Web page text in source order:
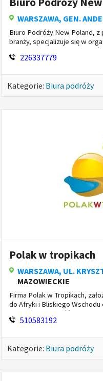
WARSZAWA, GEN.
Biuro Podróży New Poland,
branży, specjalizuje się w
oferując indywidualne
226337779
Kategorie: Biura podróży
Polak w tropikach
WARSZAWA, UL.
MAZOWIECKIE
Firma Polak w Tropikach,
do Afryki i Bliskiego
przewodnikami. Główne
510583192
Kategorie: Biura podróży